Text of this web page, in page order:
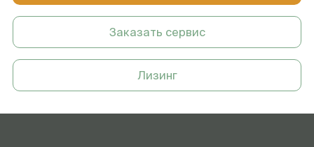
Подключение
Интегрированный порт RJ45
10/100Base-T Ethernet для
подключения к ZEISS OPMI
Источник питания
безвентиляторный источник
питания для медицинского
Заказать сервис
Лизинг